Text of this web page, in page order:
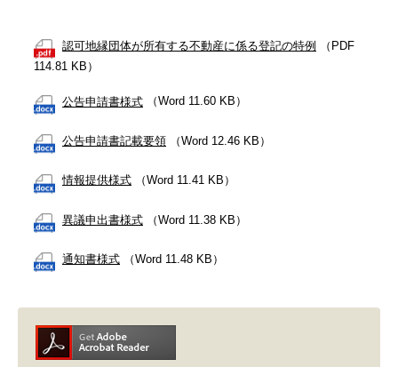
認可地縁団体が所有する不動産に係る登記の特例
（PDF
114.81 KB）
公告申請書様式 （Word 11.60 KB）
公告申請書記載要領 （Word 12.46 KB）
情報提供様式 （Word 11.41 KB）
異議申出書様式 （Word 11.38 KB）
通知書様式 （Word 11.48 KB）